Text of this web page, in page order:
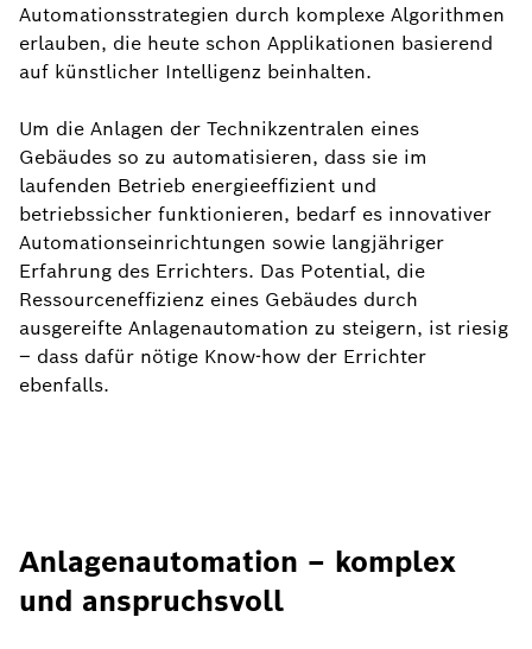
Automationsstrategien durch komplexe Algorithmen
erlauben, die heute schon Applikationen basierend
auf künstlicher Intelligenz beinhalten.
Um die Anlagen der Technikzentralen eines
Gebäudes so zu automatisieren, dass sie im
laufenden Betrieb energieeffizient und
betriebssicher funktionieren, bedarf es innovativer
Automationseinrichtungen sowie langjähriger
Erfahrung des Errichters. Das Potential, die
Ressourceneffizienz eines Gebäudes durch
ausgereifte Anlagenautomation zu steigern, ist riesig
– dass dafür nötige Know-how der Errichter
ebenfalls.
Anlagenautomation – komplex
und anspruchsvoll